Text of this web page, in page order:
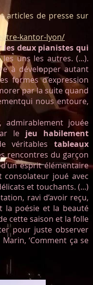
articles de presse sur
kantor-lyon/
les deux pianistes qui
uns les autres. (...).
à développer autant
formes d’expression
par la suite quand
nous entoure,
jouée
le jeu habilement
véritables tableaux
rencontres du garçon
esprit élémentaire
joué avec
et touchants. (...)
ravi d’avoir reçu,
la poésie et la beauté
cette saison et la folle
pour juste observer
‘Comment ça se